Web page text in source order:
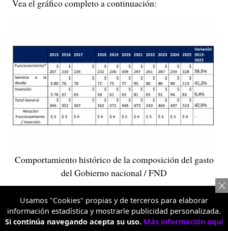
Vea el gráfico completo a continuación:
Comportamiento histórico de la composición del gasto
del Gobierno nacional / FND
El artículo continúa abajo
TE PUEDE INTERESAR
Usamos "Cookies" propias y de terceros para elaborar
información estadística y mostrarle publicidad personalizada.
Si continúa navegando acepta su uso. Más información aquí